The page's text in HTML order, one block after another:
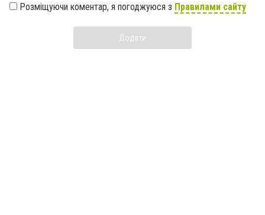
Розміщуючи коментар, я погоджуюся з Правилами сайту
Додати